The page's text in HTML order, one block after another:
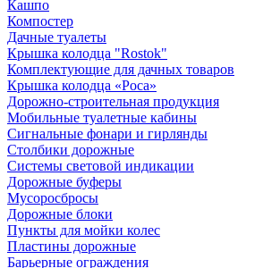
Кашпо
Компостер
Дачные туалеты
Крышка колодца "Rostok"
Комплектующие для дачных товаров
Крышка колодца «Роса»
Дорожно-строительная продукция
Мобильные туалетные кабины
Сигнальные фонари и гирлянды
Столбики дорожные
Системы световой индикации
Дорожные буферы
Мусоросбросы
Дорожные блоки
Пункты для мойки колес
Пластины дорожные
Барьерные ограждения